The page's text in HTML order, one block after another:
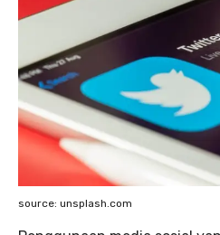
source: unsplash.com